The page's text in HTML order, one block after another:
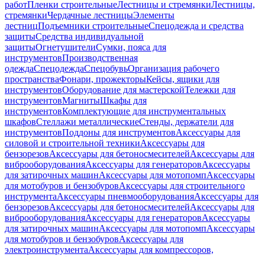
работПленки строительныеЛестницы и стремянкиЛестницы,
стремянкиЧердачные лестницыЭлементы
лестницПодъемники строительныеСпецодежда и средства
защитыСредства индивидуальной
защитыОгнетушителиСумки, пояса для
инструментовПроизводственная
одеждаСпецодеждаСпецобувьОрганизация рабочего
пространстваФонари, прожекторыКейсы, ящики для
инструментовОборудование для мастерскойТележки для
инструментовМагнитыШкафы для
инструментовКомплектующие для инструментальных
шкафовСтеллажи металлическиеСтенды, держатели для
инструментовПоддоны для инструментовАксессуары для
силовой и строительной техникиАксессуары для
бензорезовАксессуары для бетоносмесителейАксессуары для
виброоборудованияАксессуары для генераторовАксессуары
для затирочных машинАксессуары для мотопомпАксессуары
для мотобуров и бензобуровАксессуары для строительного
инструментаАксессуары пневмооборудованияАксессуары для
бензорезовАксессуары для бетоносмесителейАксессуары для
виброоборудованияАксессуары для генераторовАксессуары
для затирочных машинАксессуары для мотопомпАксессуары
для мотобуров и бензобуровАксессуары для
электроинструментаАксессуары для компрессоров,